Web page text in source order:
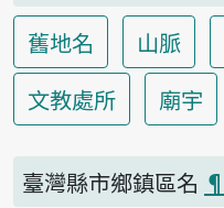
舊地名
山脈
文教處所
廟宇
臺灣縣市鄉鎮區名 ¶